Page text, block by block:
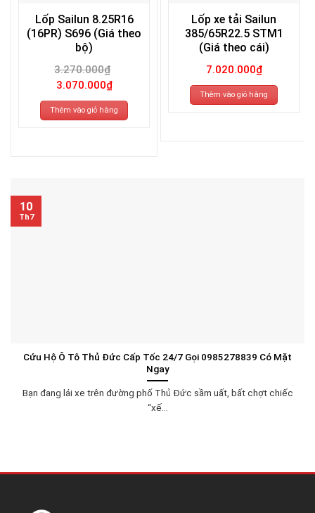
Lốp Sailun 8.25R16
(16PR) S696 (Giá theo
bộ)
3.270.000₫
Giá
gốc
là:
3.270.000₫.
3.070.000₫Giá
hiện
tại
là:
3.070.000₫.
Thêm vào giỏ hàng
Lốp xe tải Sailun
385/65R22.5 STM1
(Giá theo cái)
7.020.000₫
Thêm vào giỏ hàng
Cứu Hộ Ô Tô Thủ Đức Cấp Tốc 24/7 Gọi 0985278839 Có Mặt
Ngay
Bạn đang lái xe trên đường phố Thủ Đức sầm uất, bất chợt chiếc
“xế...
10
Th7